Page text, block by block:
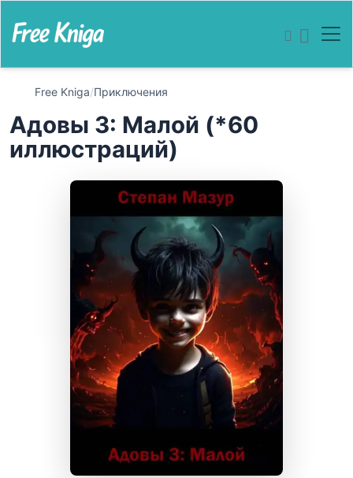
Free Kniga/Приключения
Адовы 3: Малой (*60
иллюстраций)